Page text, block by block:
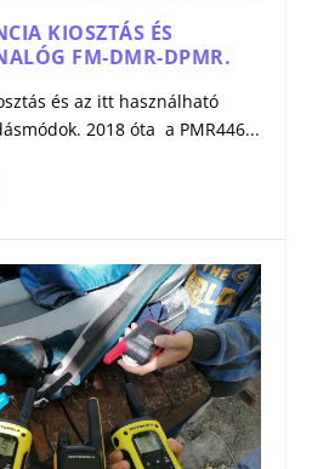
KIOSZTÁS ÉS
FM-DMR-DPMR.
és az itt használható
2018 óta a PMR446...